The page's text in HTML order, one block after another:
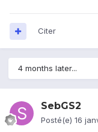
Citer
4 months later...
SebGS2
Posté(e) 16